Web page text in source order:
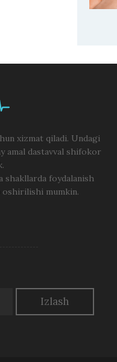
xizmat qiladi. Undagi
amal dastavval shifokor
shakllarda foydalanish
mumkin.